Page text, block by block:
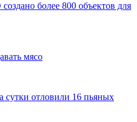
более 800 объектов для
мясо
отловили 16 пьяных